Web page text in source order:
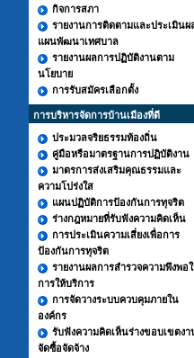
กิจการสภา
รายงานการติดตามและประเมินผ
แผนพัฒนาเทศบาล
รายงานผลการปฏิบัติงานตาม
นโยบาย
การรับสมัครเลือกตั้ง
การบริหารจัดการบ้านเมืองที่ดี
ประมวลจริยธรรมท้องถิ่น
คู่มือหรือมาตรฐานการปฏิบัติงาน
มาตรการส่งเสริมคุณธรรมและ
ความโปร่งใส
แผนปฏิบัติการป้องกันการทุจริต
ร่างกฎหมายที่รับฟังความคิดเห็น
การประเมินความเสี่ยงเพื่อการ
ป้องกันการทุจริต
รายงานผลการสำรวจความพึงพอ
การให้บริการ
การจัดวางระบบควบคุมภายใน
องค์กร
รับฟังความคิดเห็นร่างขอบเขตงา
จัดซื้อจัดจ้าง